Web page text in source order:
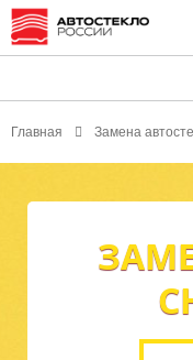
Главная Замена